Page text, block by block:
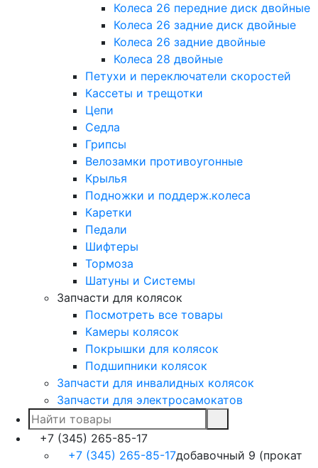
Колеса 26 передние диск двойные
Колеса 26 задние диск двойные
Колеса 26 задние двойные
Колеса 28 двойные
Петухи и переключатели скоростей
Кассеты и трещотки
Цепи
Седла
Грипсы
Велозамки противоугонные
Крылья
Подножки и поддерж.колеса
Каретки
Педали
Шифтеры
Тормоза
Шатуны и Системы
Запчасти для колясок
Посмотреть все товары
Камеры колясок
Покрышки для колясок
Подшипники колясок
Запчасти для инвалидных колясок
Запчасти для электросамокатов
+7 (345) 265-85-17
+7 (345) 265-85-17добавочный 9 (прокат